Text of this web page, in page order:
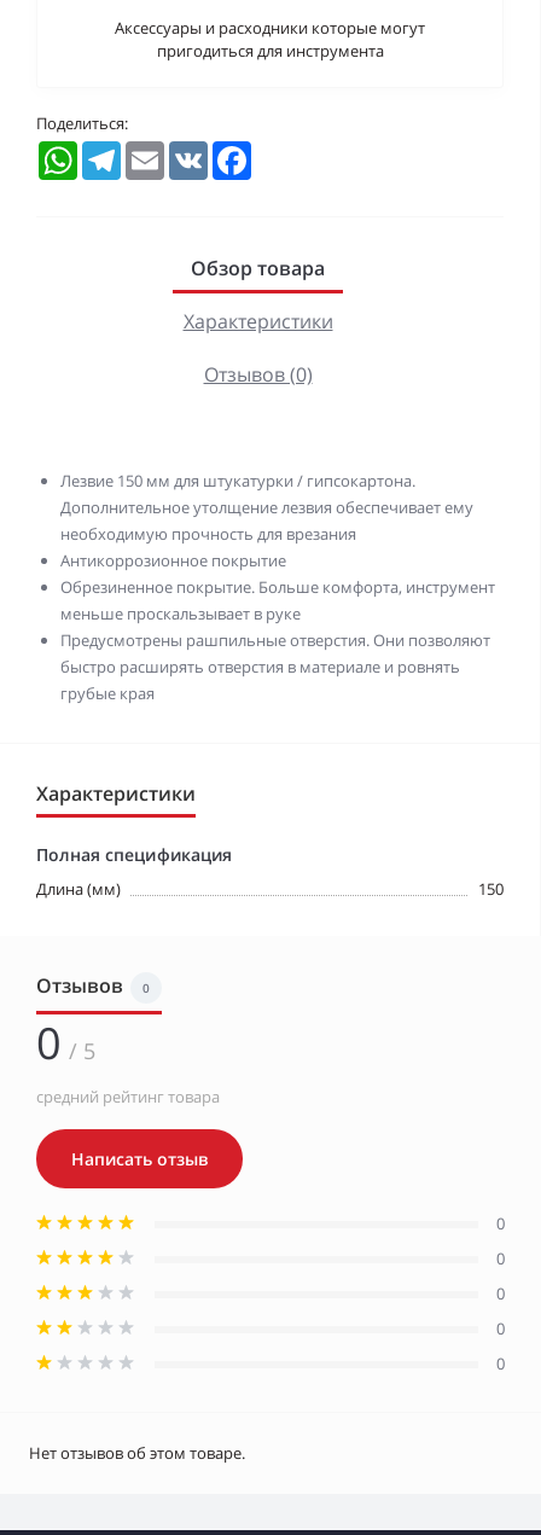
Аксессуары и расходники которые могут
пригодиться для инструмента
Поделиться:
WhatsAppTelegramEmail VK
Обзор товара
Характеристики
Отзывов (0)
Лезвие 150 мм для штукатурки / гипсокартона.
Дополнительное утолщение лезвия обеспечивает ему
необходимую прочность для врезания
Антикоррозионное покрытие
Обрезиненное покрытие. Больше комфорта, инструмент
меньше проскальзывает в руке
Предусмотрены рашпильные отверстия. Они позволяют
быстро расширять отверстия в материале и ровнять
грубые края
Характеристики
Полная спецификация
Длина (мм) 150
Отзывов 0
0 / 5
средний рейтинг товара
Написать отзыв
0
0
0
0
0
Нет отзывов об этом товаре.